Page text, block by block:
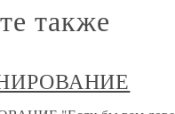
также